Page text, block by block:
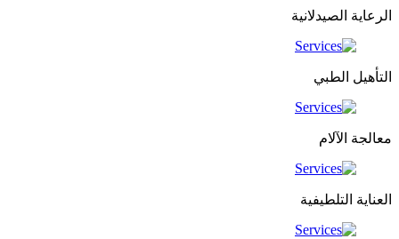
الرعاية الصيدلانية
التأهيل الطبي
معالجة الآلام
العناية التلطيفية